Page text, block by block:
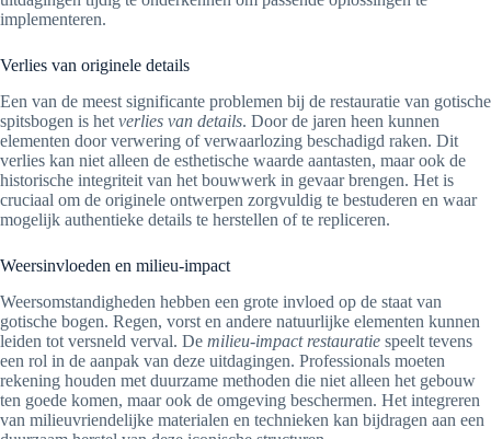
implementeren.
Verlies van originele details
Een van de meest significante problemen bij de restauratie van gotische
spitsbogen is het verlies van details. Door de jaren heen kunnen
elementen door verwering of verwaarlozing beschadigd raken. Dit
verlies kan niet alleen de esthetische waarde aantasten, maar ook de
historische integriteit van het bouwwerk in gevaar brengen. Het is
cruciaal om de originele ontwerpen zorgvuldig te bestuderen en waar
mogelijk authentieke details te herstellen of te repliceren.
Weersinvloeden en milieu-impact
Weersomstandigheden hebben een grote invloed op de staat van
gotische bogen. Regen, vorst en andere natuurlijke elementen kunnen
leiden tot versneld verval. De milieu-impact restauratie speelt tevens
een rol in de aanpak van deze uitdagingen. Professionals moeten
rekening houden met duurzame methoden die niet alleen het gebouw
ten goede komen, maar ook de omgeving beschermen. Het integreren
van milieuvriendelijke materialen en technieken kan bijdragen aan een